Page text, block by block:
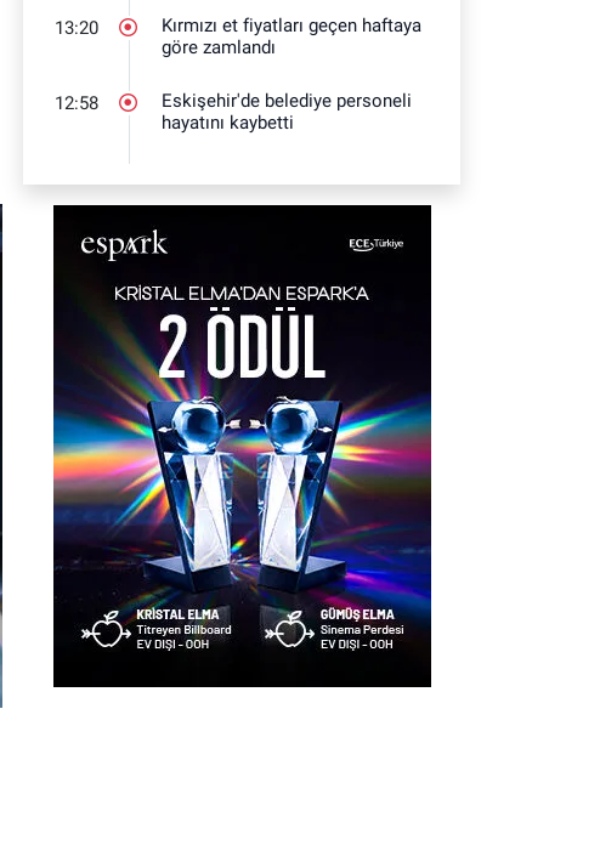
13:20
Kırmızı et fiyatları geçen haftaya
göre zamlandı
12:58
Eskişehir'de belediye personeli
hayatını kaybetti